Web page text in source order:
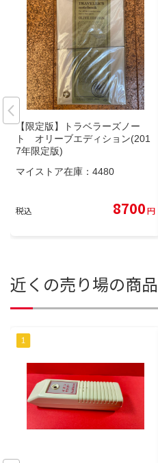
【限定版】トラベラーズノー
ト オリーブエディション(201
7年限定版)
マイストア在庫： 4480
税込 8700円
近くの売り場の商品